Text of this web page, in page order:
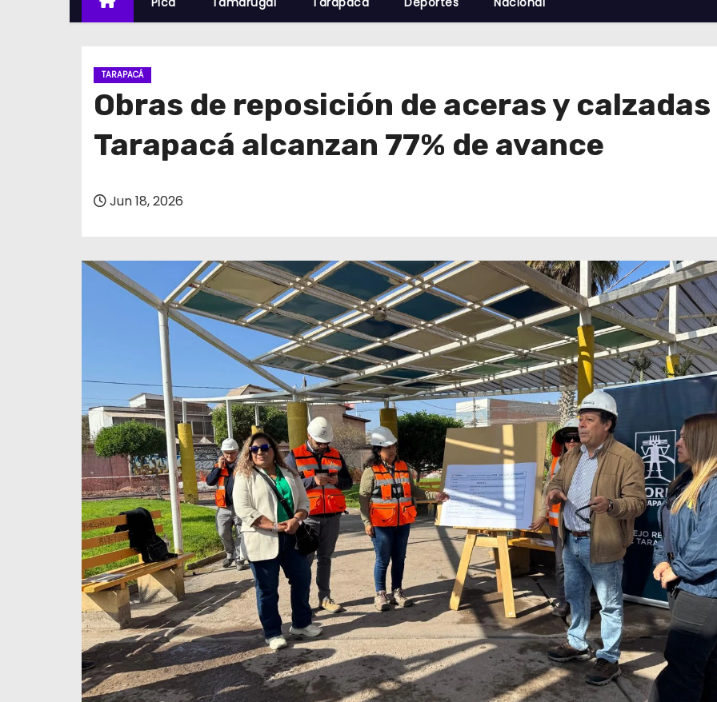
TARAPACÁ
Obras de reposición de aceras y
Tarapacá alcanzan 77% de avance
Jun 18, 2026